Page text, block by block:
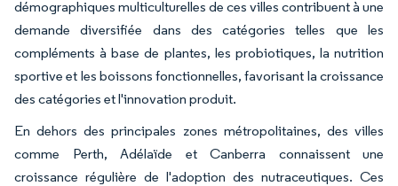
démographiques multiculturelles de ces villes contribuent à une
demande diversifiée dans des catégories telles que les
compléments à base de plantes, les probiotiques, la nutrition
sportive et les boissons fonctionnelles, favorisant la croissance
des catégories et l'innovation produit.
En dehors des principales zones métropolitaines, des villes
comme Perth, Adélaïde et Canberra connaissent une
croissance régulière de l'adoption des nutraceutiques. Ces